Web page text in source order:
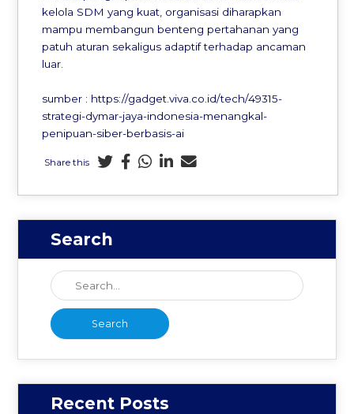
kelola SDM yang kuat, organisasi diharapkan
mampu membangun benteng pertahanan yang
patuh aturan sekaligus adaptif terhadap ancaman
luar.
sumber : https://gadget.viva.co.id/tech/49315-
strategi-dymar-jaya-indonesia-menangkal-
penipuan-siber-berbasis-ai
Share this
Search
Recent Posts